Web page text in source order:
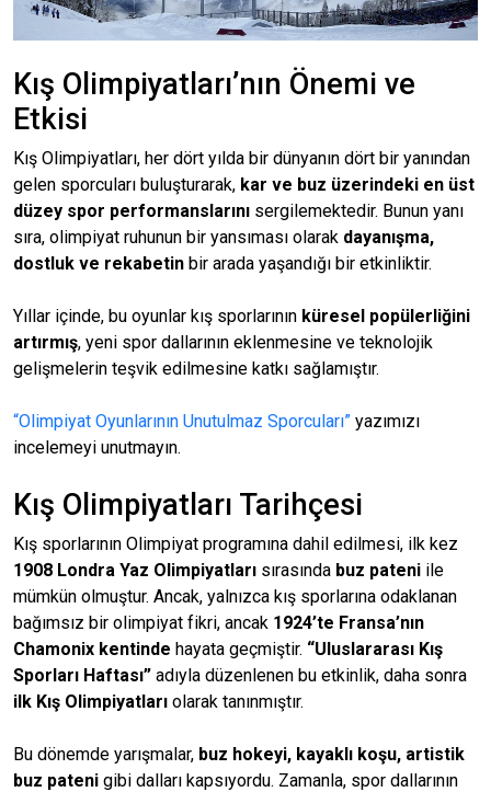
Kış Olimpiyatları’nın Önemi ve
Etkisi
Kış Olimpiyatları, her dört yılda bir dünyanın dört bir yanından
gelen sporcuları buluşturarak, kar ve buz üzerindeki en üst
düzey spor performanslarını sergilemektedir. Bunun yanı
sıra, olimpiyat ruhunun bir yansıması olarak dayanışma,
dostluk ve rekabetin bir arada yaşandığı bir etkinliktir.
Yıllar içinde, bu oyunlar kış sporlarının küresel popülerliğini
artırmış, yeni spor dallarının eklenmesine ve teknolojik
gelişmelerin teşvik edilmesine katkı sağlamıştır.
“Olimpiyat Oyunlarının Unutulmaz Sporcuları” yazımızı
incelemeyi unutmayın.
Kış Olimpiyatları Tarihçesi
Kış sporlarının Olimpiyat programına dahil edilmesi, ilk kez
1908 Londra Yaz Olimpiyatları sırasında buz pateni ile
mümkün olmuştur. Ancak, yalnızca kış sporlarına odaklanan
bağımsız bir olimpiyat fikri, ancak 1924’te Fransa’nın
Chamonix kentinde hayata geçmiştir. “Uluslararası Kış
Sporları Haftası” adıyla düzenlenen bu etkinlik, daha sonra
ilk Kış Olimpiyatları olarak tanınmıştır.
Bu dönemde yarışmalar, buz hokeyi, kayaklı koşu, artistik
buz pateni gibi dalları kapsıyordu. Zamanla, spor dallarının